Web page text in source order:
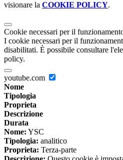
visionare la COOKIE POLICY.
Cookie necessari per il
I cookie necessari per il
disabilitati. È possibile consultare
policy.
youtube.com
Nome
Tipologia
Proprieta
Descrizione
Durata
Nome: YSC
Tipologia: analitico
Proprieta: Terza-parte